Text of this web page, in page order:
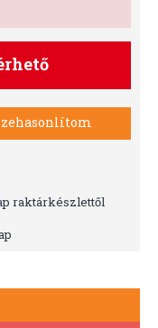
raktárkészlettől